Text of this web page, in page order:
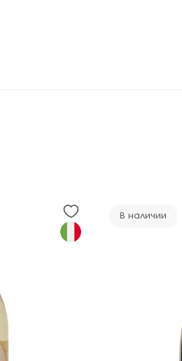
В наличии